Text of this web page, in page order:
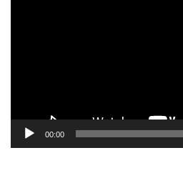
00:00